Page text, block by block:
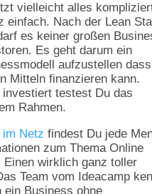
vielleicht alles
einfach. Nach der Lean
es keiner großen
Es geht darum ein
aufzustellen dass
Mitteln finanzieren kann.
testest Du das
Rahmen.
im Netz findest Du jede
zum Thema Online
Einen wirklich ganz toller
Team vom Ideacamp
Business ohne